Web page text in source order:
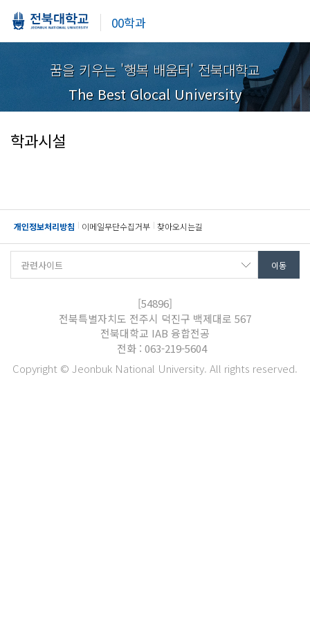
00학과
꿈을 키우는 '행복 배움터' 전북대학교
The Best Glocal University
학과시설
개인정보처리방침 이메일무단수집거부 찾아오시는길
[54896]
전북특별자치도 전주시 덕진구 백제대로 567
전북대학교 IAB 융합전공
전화 : 063-219-5604
Copyright © Jeonbuk National University. All rights reserved.